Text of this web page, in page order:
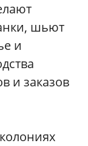
шьют
и
и заказов